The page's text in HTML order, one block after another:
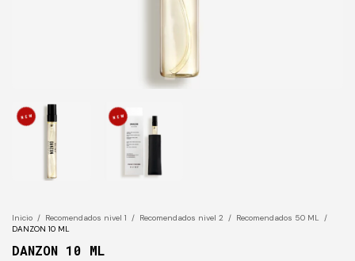
Inicio / Recomendados nivel 1 / Recomendados nivel 2 / Recomendados 50 ML /
DANZON 10 ML
DANZON 10 ML